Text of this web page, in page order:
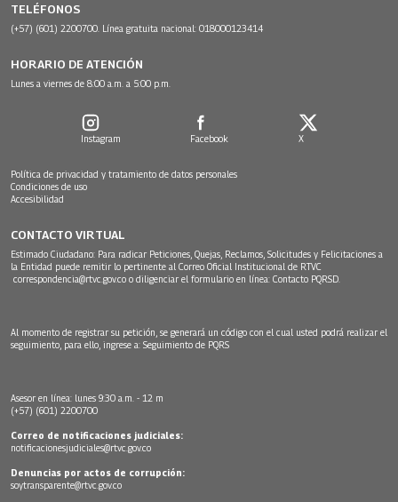
TELÉFONOS
(+57) (601) 2200700. Línea gratuita nacional: 018000123414
HORARIO DE ATENCIÓN
Lunes a viernes de 8:00 a.m. a 5:00 p.m.
Instagram Facebook X
Política de privacidad y tratamiento de datos personales
Condiciones de uso
Accesibilidad
CONTACTO VIRTUAL
Estimado Ciudadano: Para radicar Peticiones, Quejas, Reclamos, Solicitudes y Felicitaciones a
la Entidad puede remitir lo pertinente al Correo Oficial Institucional de RTVC
correspondencia@rtvc.gov.co o diligenciar el formulario en línea: Contacto PQRSD.
Al momento de registrar su petición, se generará un código con el cual usted podrá realizar el
seguimiento, para ello, ingrese a: Seguimiento de PQRS
Asesor en línea: lunes 9:30 a.m. - 12 m
(+57) (601) 2200700
Correo de notificaciones judiciales:
notificacionesjudiciales@rtvc.gov.co
Denuncias por actos de corrupción:
soytransparente@rtvc.gov.co